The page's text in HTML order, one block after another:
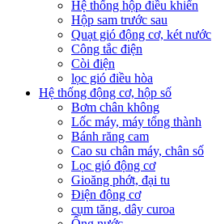
Hệ thống hộp điều khiển
Hộp sam trước sau
Quạt gió động cơ, két nước
Công tắc điện
Còi điện
lọc gió điều hòa
Hệ thống động cơ, hộp số
Bơm chân không
Lốc máy, máy tổng thành
Bánh răng cam
Cao su chân máy, chân số
Lọc gió động cơ
Gioăng phớt, đại tu
Điện động cơ
cụm tăng, dây curoa